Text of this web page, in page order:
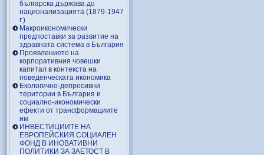
българска държава до
национализацията (1879-1947
г.)
Макроикономически
предпоставки за развитие на
здравната система в България
Проявлението на
корпоративния човешки
капитал в контекста на
поведенческата икономика
Екологично-депресивни
територии в България и
социално-икономически
ефекти от трансформациите
им
ИНВЕСТИЦИИТЕ НА
ЕВРОПЕЙСКИЯ СОЦИАЛЕН
ФОНД В ИНОВАТИВНИ
ПОЛИТИКИ ЗА ЗАЕТОСТ В